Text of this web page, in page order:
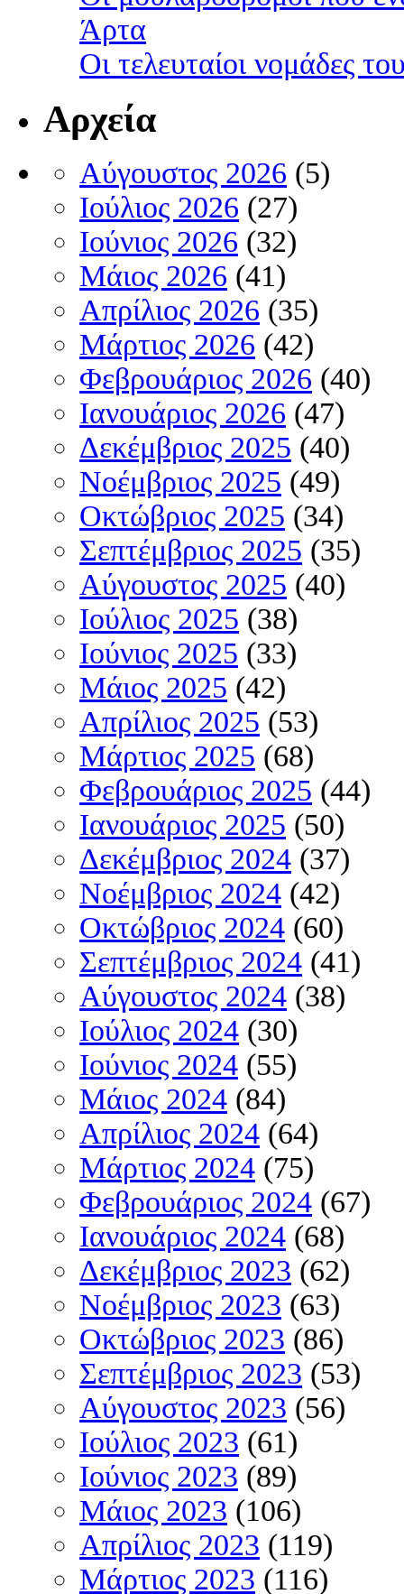
Άρτα
Οι τελευταίοι νομάδες
Αρχεία
Αύγουστος 2026 (5)
Ιούλιος 2026 (27)
Ιούνιος 2026 (32)
Μάιος 2026 (41)
Απρίλιος 2026 (35)
Μάρτιος 2026 (42)
Φεβρουάριος 2026 (40)
Ιανουάριος 2026 (47)
Δεκέμβριος 2025 (40)
Νοέμβριος 2025 (49)
Οκτώβριος 2025 (34)
Σεπτέμβριος 2025 (35)
Αύγουστος 2025 (40)
Ιούλιος 2025 (38)
Ιούνιος 2025 (33)
Μάιος 2025 (42)
Απρίλιος 2025 (53)
Μάρτιος 2025 (68)
Φεβρουάριος 2025 (44)
Ιανουάριος 2025 (50)
Δεκέμβριος 2024 (37)
Νοέμβριος 2024 (42)
Οκτώβριος 2024 (60)
Σεπτέμβριος 2024 (41)
Αύγουστος 2024 (38)
Ιούλιος 2024 (30)
Ιούνιος 2024 (55)
Μάιος 2024 (84)
Απρίλιος 2024 (64)
Μάρτιος 2024 (75)
Φεβρουάριος 2024 (67)
Ιανουάριος 2024 (68)
Δεκέμβριος 2023 (62)
Νοέμβριος 2023 (63)
Οκτώβριος 2023 (86)
Σεπτέμβριος 2023 (53)
Αύγουστος 2023 (56)
Ιούλιος 2023 (61)
Ιούνιος 2023 (89)
Μάιος 2023 (106)
Απρίλιος 2023 (119)
Μάρτιος 2023 (116)